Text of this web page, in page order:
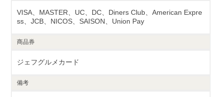
VISA、MASTER、UC、DC、Diners Club、American Expre
ss、JCB、NICOS、SAISON、Union Pay
商品券
ジェフグルメカード
備考